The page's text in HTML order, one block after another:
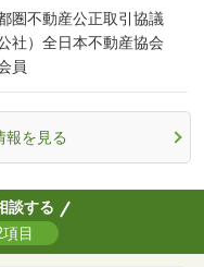
圏不動産公正取引協議
社）全日本不動産協会
員
報を見る
談する
目